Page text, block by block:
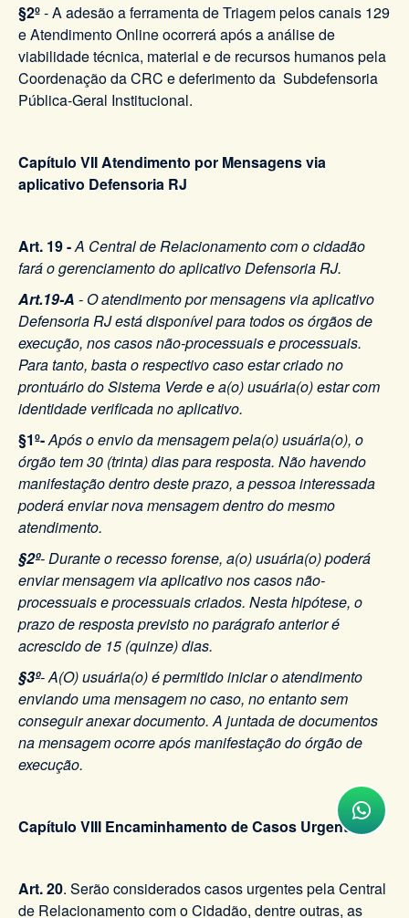
§2º- A adesão a ferramenta de Triagem pelos canais 129
e Atendimento Online ocorrerá após a análise de
viabilidade técnica, material e de recursos humanos pela
Coordenação da CRC e deferimento da Subdefensoria
Pública-Geral Institucional.
Capítulo VII Atendimento por Mensagens via
aplicativo Defensoria RJ
Art. 19 -A Central de Relacionamento com o cidadão
fará o gerenciamento do aplicativo Defensoria RJ.
Art.19-A - O atendimento por mensagens via aplicativo
Defensoria RJ está disponível para todos os órgãos de
execução, nos casos não-processuais e processuais.
Para tanto, basta o respectivo caso estar criado no
prontuário do Sistema Verde e a(o) usuária(o) estar com
identidade verificada no aplicativo.
§1º-Após o envio da mensagem pela(o) usuária(o), o
órgão tem 30 (trinta) dias para resposta. Não havendo
manifestação dentro deste prazo, a pessoa interessada
poderá enviar nova mensagem dentro do mesmo
atendimento.
§2º- Durante o recesso forense, a(o) usuária(o) poderá
enviar mensagem via aplicativo nos casos não-
processuais e processuais criados. Nesta hipótese, o
prazo de resposta previsto no parágrafo anterior é
acrescido de 15 (quinze) dias.
§3º- A(O) usuária(o) é permitido iniciar o atendimento
enviando uma mensagem no caso, no entanto sem
conseguir anexar documento. A juntada de documentos
na mensagem ocorre após manifestação do órgão de
execução.
Capítulo VIII Encaminhamento de Casos Urgentes
Art. 20. Serão considerados casos urgentes pela Central
de Relacionamento com o Cidadão, dentre outras, as